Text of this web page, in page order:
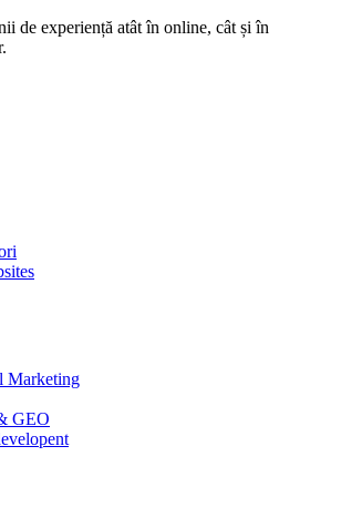
de experiență atât în online, cât și în
Marketing
GEO